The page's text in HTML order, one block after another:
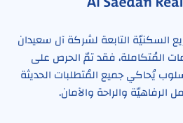
السكنيّة التابعة لشركة آل سعيدان
المُتكاملة، فقد تمّ الحرص على
يُحاكي جميع المُتطلبات الحديثة
الرفاهيّة والراحة والآمان.